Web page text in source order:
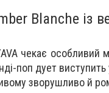
Blanche із
чекає
поп дует виступить
зворушливо й